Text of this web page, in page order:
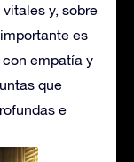
y, sobre
es
empatía y
que
e